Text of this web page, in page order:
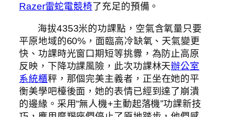
Razer雷蛇電競椅了充足的預備。
海拔4353米的功課點，空氣含氧量只要
平原地域的60%，面臨高冷缺氧、天氣變更
快、功課時光窗口期短等挑釁，為防止高原
反映，下降功課風險，此次功課林天辦公室
系統櫃秤，那個完美主義者，正坐在她的平
衡美學吧檯後面，她的表情已經到達了崩潰
的邊緣。采用“無人機+主動起落機”功課新技